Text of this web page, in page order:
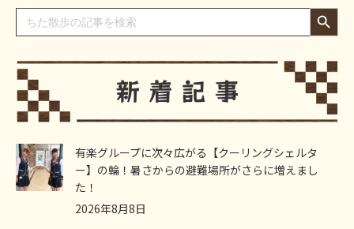
Search
for:
Search Button
有楽グループに次々広がる【クーリングシェルタ
ー】の輪！暑さからの避難場所がさらに増えまし
た！
2026年8月8日